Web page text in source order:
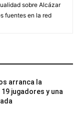
sobre Alcázar
fuentes en la red
arranca la
jugadores y una